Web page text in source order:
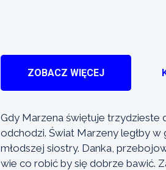
ZOBACZ WIĘCEJ
Gdy Marzena świętuje trzydzieste
odchodzi. Świat Marzeny ległby
młodszej siostry. Danka,
wie co robić by się dobrze bawić.